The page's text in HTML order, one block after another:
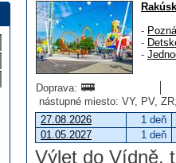
-
-
-
Doprava:
nástupné miesto: VY, PV,
27.08.2026
1 deň
01.05.2027
1 deň
Výlet do Vídně,